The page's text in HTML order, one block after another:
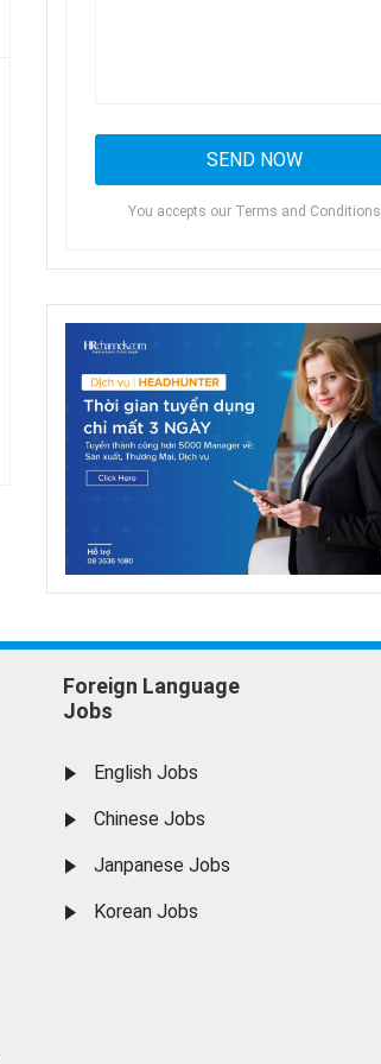
You accepts our Terms and Conditions
Foreign Language
Jobs
English Jobs
Chinese Jobs
Janpanese Jobs
Korean Jobs